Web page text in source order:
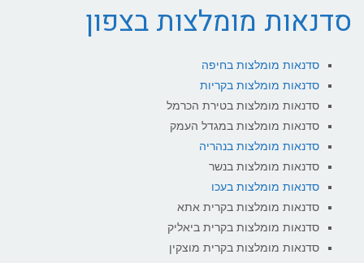
סדנאות מומלצות בצפון
סדנאות מומלצות בחיפה
סדנאות מומלצות בקריות
סדנאות מומלצות בטירת הכרמל
סדנאות מומלצות במגדל העמק
סדנאות מומלצות בנהריה
סדנאות מומלצות בנשר
סדנאות מומלצות בעכו
סדנאות מומלצות בקרית אתא
סדנאות מומלצות בקרית ביאליק
סדנאות מומלצות בקרית מוצקין